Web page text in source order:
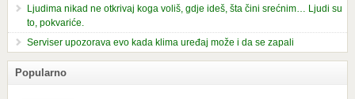
Ljudima nikad ne otkrivaj koga voliš, gdje ideš, šta čini srećnim… Ljudi su
to, pokvariće.
Serviser upozorava evo kada klima uređaj može i da se zapali
Popularno